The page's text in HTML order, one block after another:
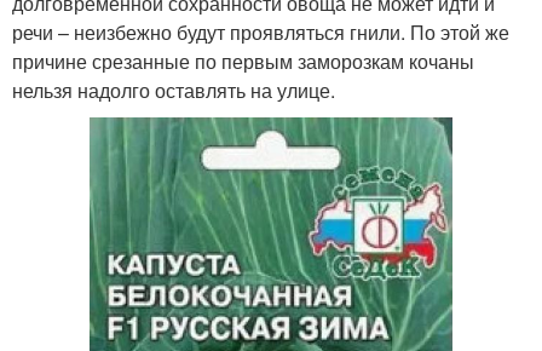
речи – неизбежно будут проявляться гнили. По этой же
причине срезанные по первым заморозкам кочаны
нельзя надолго оставлять на улице.